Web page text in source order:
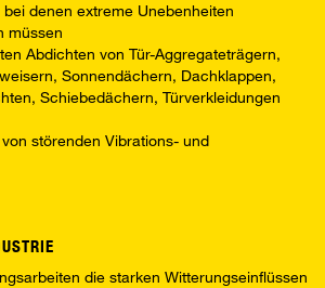
denen extreme Unebenheiten
müssen
Abdichten von Tür-Aggregateträgern,
Sonnendächern, Dachklappen,
Schiebedächern, Türverkleidungen
störenden Vibrations- und
die starken Witterungseinflüssen